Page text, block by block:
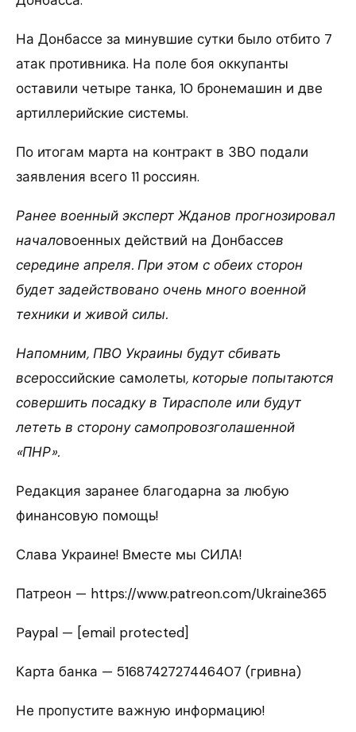
На Донбассе за минувшие сутки было отбито 7
атак противника. На поле боя оккупанты
оставили четыре танка, 10 бронемашин и две
артиллерийские системы.
По итогам марта на контракт в ЗВО подали
заявления всего 11 россиян.
Ранее военный эксперт Жданов прогнозировал
началовоенных действий на Донбассев
середине апреля. При этом с обеих сторон
будет задействовано очень много военной
техники и живой силы.
Напомним, ПВО Украины будут сбивать
всероссийские самолеты, которые попытаются
совершить посадку в Тирасполе или будут
лететь в сторону самопровозголашенной
«ПНР».
Редакция заранее благодарна за любую
финансовую помощь!
Слава Украине! Вместе мы СИЛА!
Патреон — https://www.patreon.com/Ukraine365
Paypal — [email protected]
Карта банка — 5168742727446407 (гривна)
Не пропустите важную информацию!